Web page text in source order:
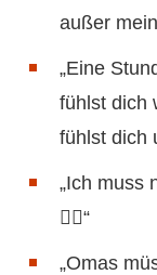
außer
„Eine
fühlst dich
fühlst dich
„Ich muss
👍🏼“
„Omas